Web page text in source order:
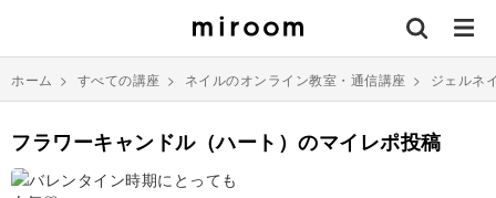
ホーム > すべての講座 > ネイルのオンライン教室・通信講座 > ジェルネ
フラワーキャンドル（ハート）のマイレポ投稿